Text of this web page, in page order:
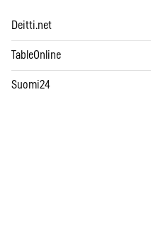
Deitti.net
TableOnline
Suomi24